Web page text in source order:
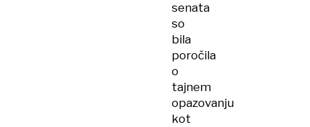
senata
so
bila
poročila
o
tajnem
opazovanju
kot